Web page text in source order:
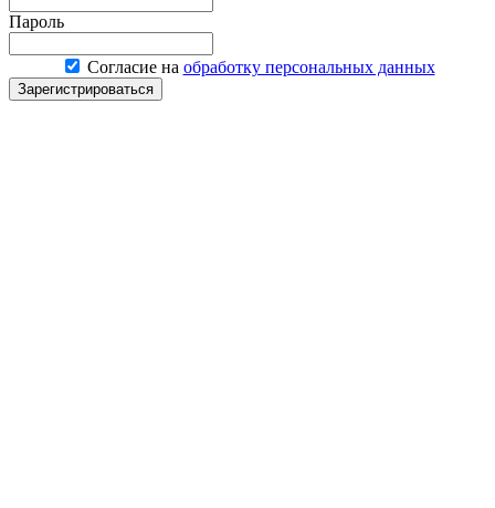
Пароль
Согласие на обработку персональных данных
Зарегистрироваться